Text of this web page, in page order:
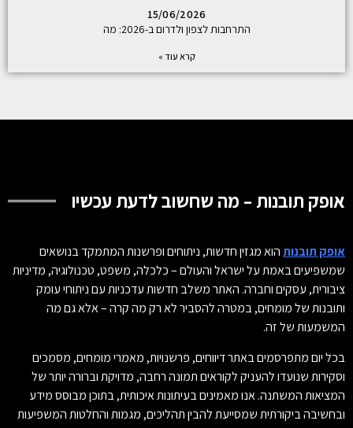
15/06/2026
התרחבות לצפון ולדרום ב-2026: מה
קרא עוד »
אופק תובנות – מה שחשוב לדעת עכשיו
אופק תובנותהוא מגזין חדשות, ניתוחים ופרשנות המתמקד בנושאים
שמשפיעים באמת על ישראל והעולם – כלכלה, משפט, טכנולוגיה, מדיניות
ציבורית, עסקים וחברה. האתר משלב חדשות עדכניות עם ניתוחי עומק
ותובנות של מומחים, במטרה להסביר לא רק מה קרה – אלא גם מה
המשמעות של זה.
בכל יום מתפרסמים באתר דיווחים, פרשנויות, מאמרי מומחים, מסמכים
וסקירות שנועדו להעניק לקוראים תמונה רחבה, מדויקת וברורה יותר של
המציאות המשתנה. אנו מאמינים בעיתונות איכותית, בתוכן מבוסס מידע
ובחשיבה ביקורתית שמסייעת להבין תהליכים, מגמות והחלטות המשפיעות